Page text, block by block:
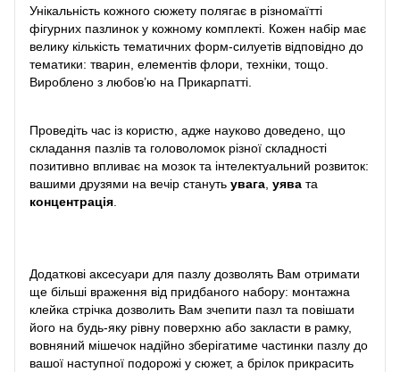
Унікальність кожного сюжету полягає в різномаїтті
фігурних пазлинок у кожному комплекті. Кожен набір має
велику кількість тематичних форм-силуетів відповідно до
тематики: тварин, елементів флори, техніки, тощо.
Вироблено з любов’ю на Прикарпатті.
Проведіть час із користю, адже науково доведено, що
складання пазлів та головоломок різної складності
позитивно впливає на мозок та інтелектуальний розвиток:
вашими друзями на вечір стануть увага уява та
концентрація
Додаткові аксесуари для пазлу дозволять Вам отримати
ще більші враження від придбаного набору: монтажна
клейка стрічка дозволить Вам зчепити пазл та повішати
його на будь-яку рівну поверхню або закласти в рамку,
вовняний мішечок надійно зберігатиме частинки пазлу до
вашої наступної подорожі у сюжет, а брілок прикрасить